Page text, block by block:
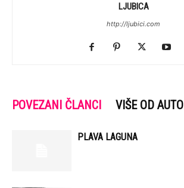
LJUBICA
http://ljubici.com
POVEZANI ČLANCI VIŠE OD
PLAVA LAGUNA